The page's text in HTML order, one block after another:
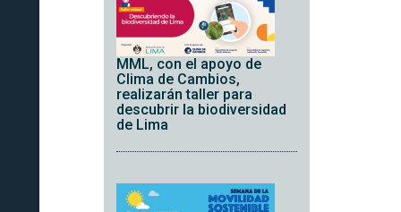
MML, con el apoyo de
Clima de Cambios,
realizarán taller para
descubrir la biodiversidad
de Lima